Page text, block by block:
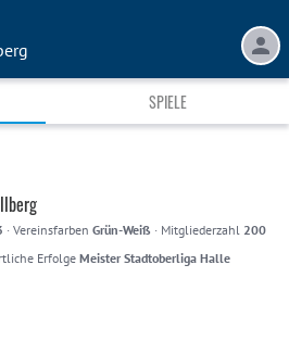
SPIELE
· Vereinsfarben Grün-Weiß · Mitgliederzahl 200
Erfolge Meister Stadtoberliga Halle